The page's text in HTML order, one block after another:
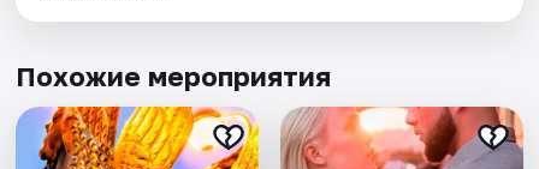
Похожие мероприятия